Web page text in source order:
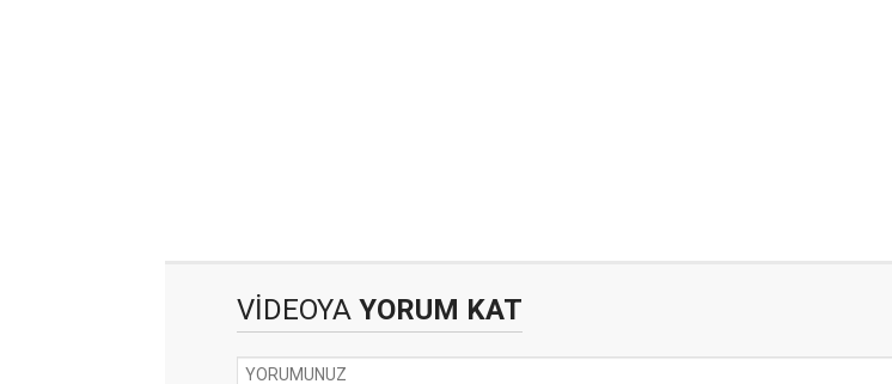
VİDEOYA YORUM KAT